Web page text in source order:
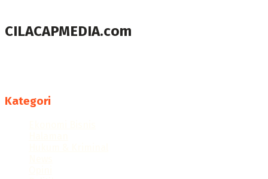
CILACAPMEDIA.com
Kategori